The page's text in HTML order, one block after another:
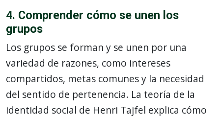
4. Comprender cómo se unen los
grupos
Los grupos se forman y se unen por una
variedad de razones, como intereses
compartidos, metas comunes y la necesidad
del sentido de pertenencia. La teoría de la
identidad social de Henri Tajfel explica cómo